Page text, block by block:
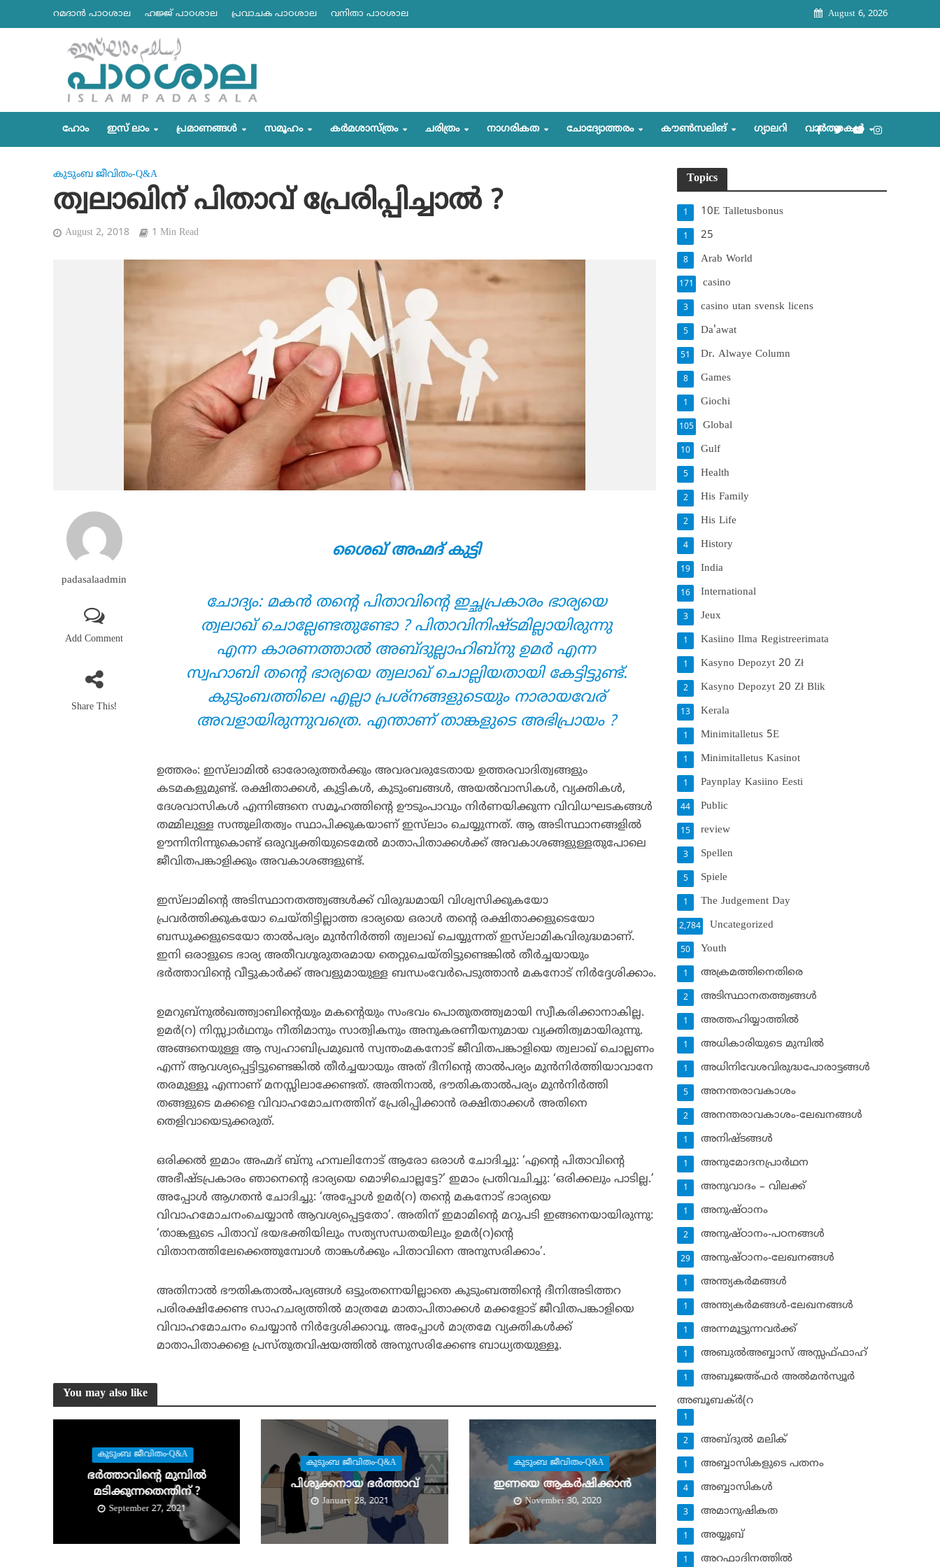
റമദാന്‍ പാഠശാല ഹജ്ജ് പാഠശാല പ്രവാചക പാഠശാല വനിതാ പാഠശാല August 6, 2026
ഹോം ഇസ് ലാം പ്രമാണങ്ങള്‍ സമൂഹം കര്‍മശാസ്ത്രം ചരിത്രം നാഗരികത ചോദ്യോത്തരം കൗണ്‍സലിങ്‌ ഗ്യാലറി വാര്‍ത്തകള്‍
കുടുംബ ജീവിതം-Q&A
ത്വലാഖിന് പിതാവ് പ്രേരിപ്പിച്ചാല്‍ ?
August 2, 2018 1 Min Read
padasalaadmin
Add Comment
Share This!
ശൈഖ് അഹ്മദ് കുട്ടി
ചോദ്യം: മകന്‍ തന്റെ പിതാവിന്റെ ഇച്ഛപ്രകാരം ഭാര്യയെ
ത്വലാഖ് ചൊല്ലേണ്ടതുണ്ടോ ? പിതാവിനിഷ്ടമില്ലായിരുന്നു
എന്ന കാരണത്താല്‍ അബ്ദുല്ലാഹിബ്‌നു ഉമര്‍ എന്ന
സ്വഹാബി തന്റെ ഭാര്യയെ ത്വലാഖ് ചൊല്ലിയതായി കേട്ടിട്ടുണ്ട്.
കുടുംബത്തിലെ എല്ലാ പ്രശ്‌നങ്ങളുടെയും നാരായവേര്
അവളായിരുന്നുവത്രെ. എന്താണ് താങ്കളുടെ അഭിപ്രായം ?
ഉത്തരം: ഇസ്‌ലാമില്‍ ഓരോരുത്തര്‍ക്കും അവരവരുടേതായ ഉത്തരവാദിത്വങ്ങളും
കടമകളുമുണ്ട്. രക്ഷിതാക്കള്‍, കുട്ടികള്‍, കുടുംബങ്ങള്‍, അയല്‍വാസികള്‍, വ്യക്തികള്‍,
ദേശവാസികള്‍ എന്നിങ്ങനെ സമൂഹത്തിന്റെ ഊടുംപാവും നിര്‍ണയിക്കുന്ന വിവിധഘടകങ്ങള്‍
തമ്മിലുള്ള സന്തുലിതത്വം സ്ഥാപിക്കുകയാണ് ഇസ്‌ലാം ചെയ്യുന്നത്. ആ അടിസ്ഥാനങ്ങളില്‍
ഊന്നിനിന്നുകൊണ്ട് ഒരുവ്യക്തിയുടെമേല്‍ മാതാപിതാക്കള്‍ക്ക് അവകാശങ്ങളുള്ളതുപോലെ
ജീവിതപങ്കാളിക്കും അവകാശങ്ങളുണ്ട്.
ഇസ്‌ലാമിന്റെ അടിസ്ഥാനതത്ത്വങ്ങള്‍ക്ക് വിരുദ്ധമായി വിശ്വസിക്കുകയോ
പ്രവര്‍ത്തിക്കുകയോ ചെയ്തിട്ടില്ലാത്ത ഭാര്യയെ ഒരാള്‍ തന്റെ രക്ഷിതാക്കളുടെയോ
ബന്ധുക്കളുടെയോ താല്‍പര്യം മുന്‍നിര്‍ത്തി ത്വലാഖ് ചെയ്യുന്നത് ഇസ്‌ലാമികവിരുദ്ധമാണ്.
ഇനി ഒരാളുടെ ഭാര്യ അതീവഗുരുതരമായ തെറ്റുചെയ്തിട്ടുണ്ടെങ്കില്‍ തീര്‍ച്ചയായും
ഭര്‍ത്താവിന്റെ വീട്ടുകാര്‍ക്ക് അവളുമായുള്ള ബന്ധംവേര്‍പെടുത്താന്‍ മകനോട് നിര്‍ദ്ദേശിക്കാം.
ഉമറുബ്‌നുല്‍ഖത്ത്വാബിന്റെയും മകന്റെയും സംഭവം പൊതുതത്ത്വമായി സ്വീകരിക്കാനാകില്ല.
ഉമര്‍(റ) നിസ്സ്വാര്‍ഥനും നീതിമാനും സാത്വികനും അനുകരണീയനുമായ വ്യക്തിത്വമായിരുന്നു.
അങ്ങനെയുള്ള ആ സ്വഹാബിപ്രമുഖന്‍ സ്വന്തംമകനോട് ജീവിതപങ്കാളിയെ ത്വലാഖ് ചൊല്ലണം
എന്ന് ആവശ്യപ്പെട്ടിട്ടുണ്ടെങ്കില്‍ തീര്‍ച്ചയായും അത് ദീനിന്റെ താല്‍പര്യം മുന്‍നിര്‍ത്തിയാവാനേ
തരമുള്ളൂ എന്നാണ് മനസ്സിലാക്കേണ്ടത്. അതിനാല്‍, ഭൗതികതാല്‍പര്യം മുന്‍നിര്‍ത്തി
തങ്ങളുടെ മക്കളെ വിവാഹമോചനത്തിന് പ്രേരിപ്പിക്കാന്‍ രക്ഷിതാക്കള്‍ അതിനെ
തെളിവായെടുക്കരുത്.
ഒരിക്കല്‍ ഇമാം അഹ്മദ് ബ്‌നു ഹമ്പലിനോട് ആരോ ഒരാള്‍ ചോദിച്ചു: ‘എന്റെ പിതാവിന്റെ
അഭീഷ്ടപ്രകാരം ഞാനെന്റെ ഭാര്യയെ മൊഴിചൊല്ലട്ടേ?’ ഇമാം പ്രതിവചിച്ചു: ‘ഒരിക്കലും പാടില്ല.’
അപ്പോള്‍ ആഗതന്‍ ചോദിച്ചു: ‘അപ്പോള്‍ ഉമര്‍(റ) തന്റെ മകനോട് ഭാര്യയെ
വിവാഹമോചനംചെയ്യാന്‍ ആവശ്യപ്പെട്ടതോ’. അതിന് ഇമാമിന്റെ മറുപടി ഇങ്ങനെയായിരുന്നു:
‘താങ്കളുടെ പിതാവ് ഭയഭക്തിയിലും സത്യസന്ധതയിലും ഉമര്‍(റ)ന്റെ
വിതാനത്തിലേക്കെത്തുമ്പോള്‍ താങ്കള്‍ക്കും പിതാവിനെ അനുസരിക്കാം’.
അതിനാല്‍ ഭൗതികതാല്‍പര്യങ്ങള്‍ ഒട്ടുംതന്നെയില്ലാതെ കുടുംബത്തിന്റെ ദീനിഅടിത്തറ
പരിരക്ഷിക്കേണ്ട സാഹചര്യത്തില്‍ മാത്രമേ മാതാപിതാക്കള്‍ മക്കളോട് ജീവിതപങ്കാളിയെ
വിവാഹമോചനം ചെയ്യാന്‍ നിര്‍ദ്ദേശിക്കാവൂ. അപ്പോള്‍ മാത്രമേ വ്യക്തികള്‍ക്ക്
മാതാപിതാക്കളെ പ്രസ്തുതവിഷയത്തില്‍ അനുസരിക്കേണ്ട ബാധ്യതയുള്ളൂ.
You may also like
കുടുംബ ജീവിതം-Q&A
ഭര്‍ത്താവിന്റെ മുമ്പില്‍
മടിക്കുന്നതെന്തിന് ?
September 27, 2021
കുടുംബ ജീവിതം-Q&A
പിശുക്കനായ ഭര്‍ത്താവ്
January 28, 2021
കുടുംബ ജീവിതം-Q&A
ഇണയെ ആകര്‍ഷിക്കാന്‍
November 30, 2020
Topics
10E Talletusbonus
1
25
1
Arab World
8
casino
171
casino utan svensk licens
3
Da'awat
5
Dr. Alwaye Column
51
Games
8
Giochi
1
Global
105
Gulf
10
Health
5
His Family
2
His Life
2
History
4
India
19
International
16
Jeux
3
Kasiino Ilma Registreerimata
1
Kasyno Depozyt 20 Zł
1
Kasyno Depozyt 20 Zł Blik
2
Kerala
13
Minimitalletus 5E
1
Minimitalletus Kasinot
1
Paynplay Kasiino Eesti
1
Public
44
review
15
Spellen
3
Spiele
5
The Judgement Day
1
Uncategorized
2,784
Youth
50
അക്രമത്തിനെതിരെ
1
അടിസ്ഥാനതത്ത്വങ്ങള്‍
2
അത്തഹിയ്യാത്തില്‍
1
അധികാരിയുടെ മുമ്പില്‍
1
അധിനിവേശവിരുദ്ധപോരാട്ടങ്ങള്‍
1
അനന്തരാവകാശം
5
അനന്തരാവകാശം-ലേഖനങ്ങള്‍
2
അനിഷ്ടങ്ങള്‍
1
അനുമോദനപ്രാര്‍ഥന
1
അനുവാദം – വിലക്ക്‌
1
അനുഷ്ഠാനം
1
അനുഷ്ഠാനം-പഠനങ്ങള്‍
2
അനുഷ്ഠാനം-ലേഖനങ്ങള്‍
29
അന്ത്യകര്‍മങ്ങള്‍
1
അന്ത്യകര്‍മങ്ങള്‍-ലേഖനങ്ങള്‍
1
അന്നമൂട്ടുന്നവര്‍ക്ക്
1
അബുല്‍അബ്ബാസ് അസ്സഫ്ഫാഹ്‌
1
അബൂജഅ്ഫര്‍ അല്‍മന്‍സ്വൂര്‍
1
അബൂബക്ര്‍(റ
1
അബ്ദുല്‍ മലിക്‌
2
അബ്ബാസികളുടെ പതനം
1
അബ്ബാസികള്‍
4
അമാനുഷികത
3
അയ്യൂബ്‌
1
അറഫാദിനത്തില്‍
1